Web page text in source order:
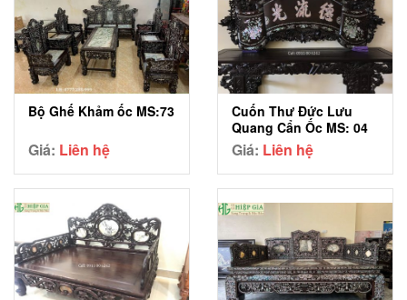
Bộ Ghế Khảm ốc MS:73
Giá: Liên hệ
Cuốn Thư Đức Lưu
Quang Cẩn Ốc MS: 04
Giá: Liên hệ